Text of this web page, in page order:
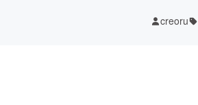
creoru